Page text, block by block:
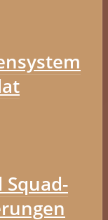
Squad-